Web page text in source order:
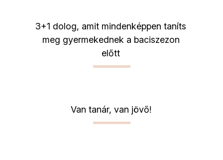
3+1 dolog, amit mindenképpen taníts
meg gyermekednek a baciszezon
előtt
Van tanár, van jövő!